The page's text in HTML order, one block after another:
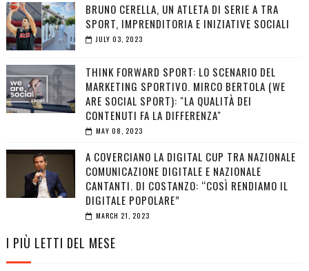
BRUNO CERELLA, UN ATLETA DI SERIE A TRA
SPORT, IMPRENDITORIA E INIZIATIVE SOCIALI
JULY 03, 2023
THINK FORWARD SPORT: LO SCENARIO DEL
MARKETING SPORTIVO. MIRCO BERTOLA (WE
ARE SOCIAL SPORT): "LA QUALITÀ DEI
CONTENUTI FA LA DIFFERENZA"
MAY 08, 2023
A COVERCIANO LA DIGITAL CUP TRA NAZIONALE
COMUNICAZIONE DIGITALE E NAZIONALE
CANTANTI. DI COSTANZO: “COSÌ RENDIAMO IL
DIGITALE POPOLARE”
MARCH 21, 2023
I PIÙ LETTI DEL MESE